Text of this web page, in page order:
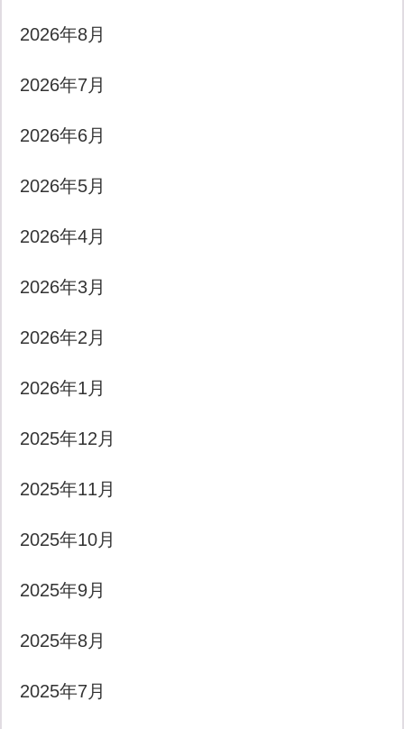
2026年8月
2026年7月
2026年6月
2026年5月
2026年4月
2026年3月
2026年2月
2026年1月
2025年12月
2025年11月
2025年10月
2025年9月
2025年8月
2025年7月